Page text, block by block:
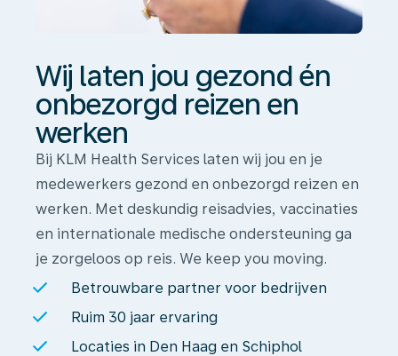
Wij laten jou gezond én
onbezorgd reizen en
werken
Bij KLM Health Services laten wij jou en je
medewerkers gezond en onbezorgd reizen en
werken. Met deskundig reisadvies, vaccinaties
en internationale medische ondersteuning ga
je zorgeloos op reis. We keep you moving.
Betrouwbare partner voor bedrijven
Ruim 30 jaar ervaring
Locaties in Den Haag en Schiphol